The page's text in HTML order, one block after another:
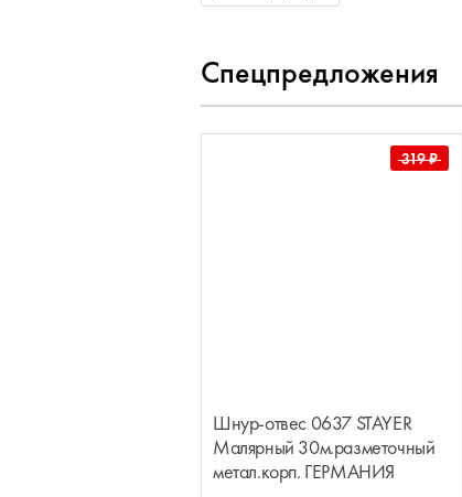
Спецпредложения
319₽
Шнур-отвес 0637 STAYER
Малярный 30м.разметочный
метал.корп. ГЕРМАНИЯ